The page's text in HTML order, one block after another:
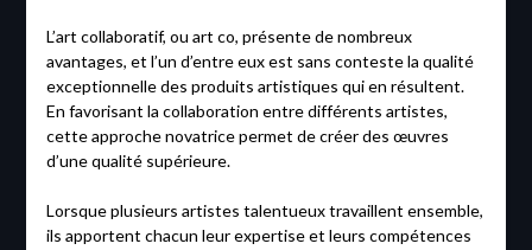
L’art collaboratif, ou art co, présente de nombreux
avantages, et l’un d’entre eux est sans conteste la qualité
exceptionnelle des produits artistiques qui en résultent.
En favorisant la collaboration entre différents artistes,
cette approche novatrice permet de créer des œuvres
d’une qualité supérieure.
Lorsque plusieurs artistes talentueux travaillent ensemble,
ils apportent chacun leur expertise et leurs compétences